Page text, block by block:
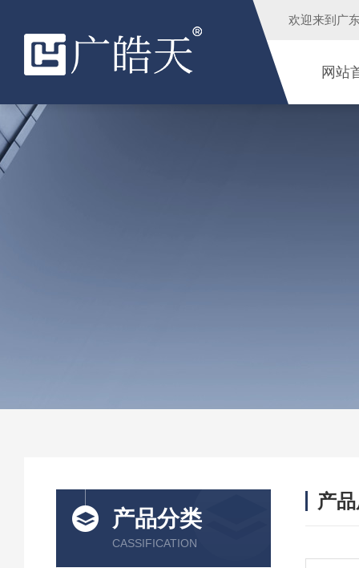
欢迎来到 广
网站
产品分类
CASSIFICATION
产